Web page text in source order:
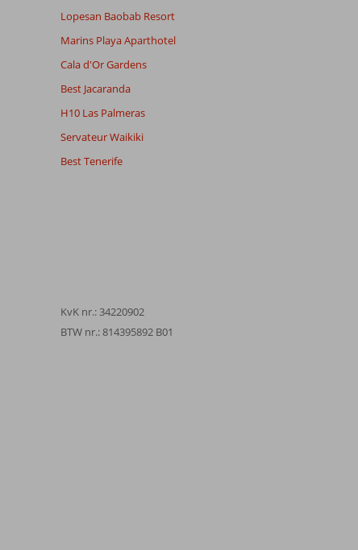
Lopesan Baobab Resort
Marins Playa Aparthotel
Cala d'Or Gardens
Best Jacaranda
H10 Las Palmeras
Servateur Waikiki
Best Tenerife
KvK nr.: 34220902
BTW nr.: 814395892 B01